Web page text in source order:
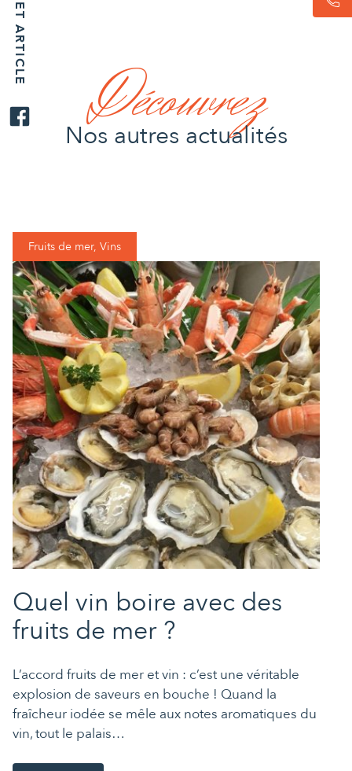
Découvrez
Nos autres actualités
Fruits de mer, Vins
Quel vin boire avec des
fruits de mer ?
L’accord fruits de mer et vin : c’est une véritable
explosion de saveurs en bouche ! Quand la
fraîcheur iodée se mêle aux notes aromatiques du
vin, tout le palais…